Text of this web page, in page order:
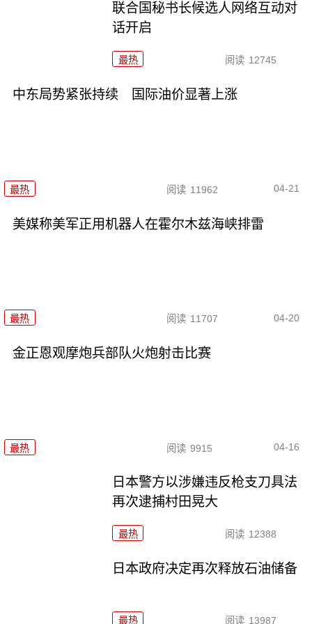
联合国秘书长候选人网络互动对
话开启
最热 阅读 12745
中东局势紧张持续 国际油价显著上涨
最热 阅读 11962 04-21
美媒称美军正用机器人在霍尔木兹海峡排雷
最热 阅读 11707 04-20
金正恩观摩炮兵部队火炮射击比赛
最热 阅读 9915 04-16
日本警方以涉嫌违反枪支刀具法
再次逮捕村田晃大
最热 阅读 12388
日本政府决定再次释放石油储备
最热 阅读 13987